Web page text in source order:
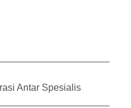
Antar Spesialis